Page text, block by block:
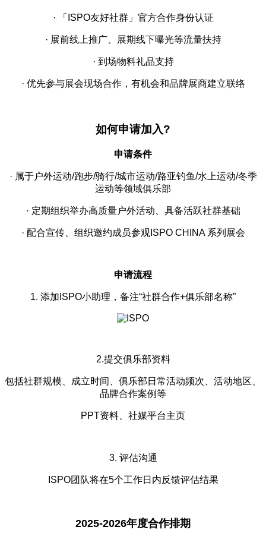
· 「ISPO友好社群」官方合作身份认证
· 展前线上推广、展期线下曝光等流量扶持
· 到场物料礼品支持
· 优先参与展会现场合作，有机会和品牌展商建立联络
如何申请加入?
申请条件
· 属于户外运动/跑步/骑行/城市运动/路亚钓鱼/水上运动/冬季
运动等领域俱乐部
· 定期组织举办高质量户外活动、具备活跃社群基础
· 配合宣传、组织邀约成员参观ISPO CHINA 系列展会
申请流程
1. 添加ISPO小助理，备注“社群合作+俱乐部名称”
2.提交俱乐部资料
包括社群规模、成立时间、俱乐部日常活动频次、活动地区、
品牌合作案例等
PPT资料、社媒平台主页
3. 评估沟通
ISPO团队将在5个工作日内反馈评估结果
2025-2026年度合作排期